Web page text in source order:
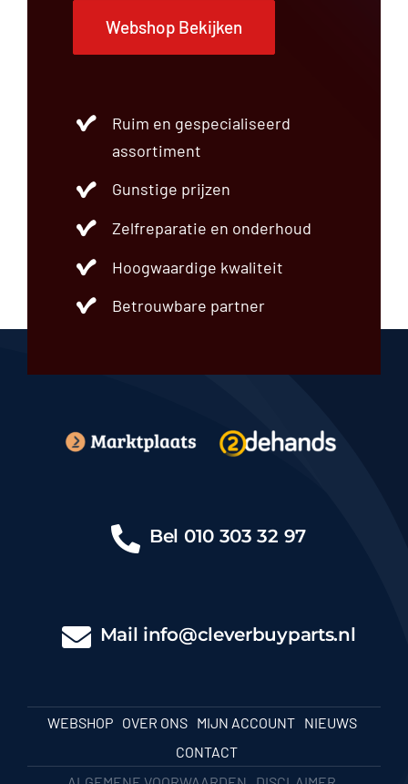
Webshop Bekijken
Ruim en gespecialiseerd
assortiment
Gunstige prijzen
Zelfreparatie en onderhoud
Hoogwaardige kwaliteit
Betrouwbare partner
Bel 010 303 32 97
Mail info@cleverbuyparts.nl
WEBSHOP OVER ONS MIJN ACCOUNT
NIEUWS
CONTACT